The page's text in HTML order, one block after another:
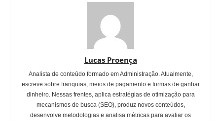
Lucas Proença
Analista de conteúdo formado em Administração. Atualmente,
escreve sobre franquias, meios de pagamento e formas de ganhar
dinheiro. Nessas frentes, aplica estratégias de otimização para
mecanismos de busca (SEO), produz novos conteúdos,
desenvolve metodologias e analisa métricas para avaliar os